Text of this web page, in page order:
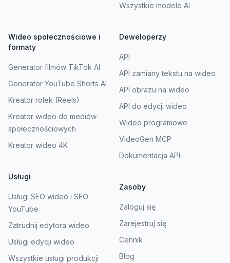
Wszystkie modele AI
Wideo społecznościowe i
formaty
Generator filmów TikTok AI
Generator YouTube Shorts AI
Kreator rolek (Reels)
Kreator wideo do mediów
społecznościowych
Kreator wideo 4K
Usługi
Usługi SEO wideo i SEO
YouTube
Zatrudnij edytora wideo
Usługi edycji wideo
Wszystkie usługi produkcji
Deweloperzy
API
API zamiany tekstu na wideo
API obrazu na wideo
API do edycji wideo
Wideo programowe
VideoGen MCP
Dokumentacja API
Zasoby
Zaloguj się
Zarejestruj się
Cennik
Blog